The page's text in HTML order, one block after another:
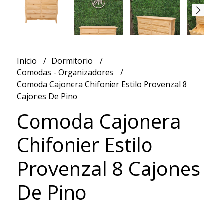
Inicio
Dormitorio
Comodas - Organizadores
Comoda Cajonera Chifonier Estilo Provenzal 8
Cajones De Pino
Comoda Cajonera
Chifonier Estilo
Provenzal 8 Cajones
De Pino